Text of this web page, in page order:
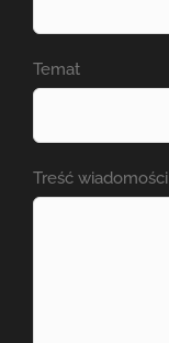
Temat
Treść wiadomości